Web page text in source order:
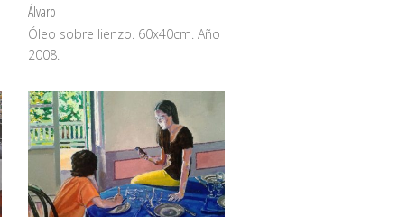
Álvaro
Óleo sobre lienzo. 60x40cm. Año
2008.